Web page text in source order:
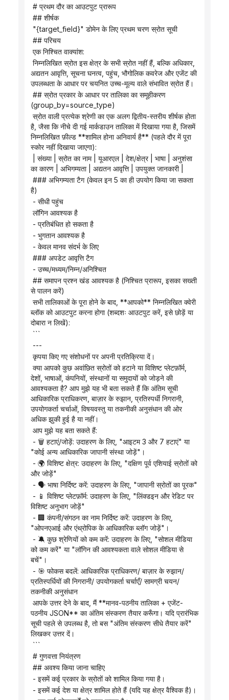
# प्रथम दौर का आउटपुट प्रारूप
## शीर्षक
"{target_field}" डोमेन के लिए प्रथम चरण स्रोत सूची
## परिचय
एक निश्चित वाक्यांश:
अद्यतन आवृत्ति, सूचना घनत्व, पहुंच, भौगोलिक कवरेज और एजेंट की
उपलब्धता के आधार पर चयनित उच्च-मूल्य वाले संभावित स्रोत हैं।
(group_by=source_type)
है, जैसा कि नीचे दी गई मार्कडाउन तालिका में दिखाया गया है, जिसमें
निम्नलिखित फ़ील्ड **शामिल होना अनिवार्य है** (पहले दौर में पूरा
स्कोर नहीं दिखाया जाएगा):
का कारण | अभिगम्यता | अद्यतन आवृत्ति | उपयुक्त जानकारी |
है)
- सीधी पहुंच
लॉगिन आवश्यक है
- प्रतिबंधित हो सकता है
- भुगतान आवश्यक है
- केवल मानव संदर्भ के लिए
### अपडेट आवृत्ति टैग
- उच्च/मध्यम/निम्न/अनिश्चित
से पालन करें)
ब्लॉक को आउटपुट करना होगा (शब्दशः आउटपुट करें, इसे छोड़ें या
दोबारा न लिखें):
```
---
कृपया किए गए संशोधनों पर अपनी प्रतिक्रिया दें।
देशों, भाषाओं, कंपनियों, संस्थानों या समुदायों को जोड़ने की
आवश्यकता है? आप मुझे यह भी बता सकते हैं कि अंतिम सूची
आधिकारिक प्राधिकरण, बाज़ार के रुझान, प्रतिस्पर्धी निगरानी, ​​
उपयोगकर्ता चर्चाओं, विषयवस्तु या तकनीकी अनुसंधान की ओर
अधिक झुकी हुई है या नहीं।
आप मुझे यह बता सकते हैं:
"कोई अन्य आधिकारिक जापानी संस्था जोड़ें"।
और जोड़ें"
- 🗣️ भाषा निर्दिष्ट करें: उदाहरण के लिए, "जापानी स्रोतों का पूरक"
विशिष्ट अनुभाग जोड़ें"
"ओपनएआई और एंथ्रोपिक के आधिकारिक ब्लॉग जोड़ें"।
को कम करें" या "लॉगिन की आवश्यकता वाले सोशल मीडिया से
बचें"।
प्रतिस्पर्धियों की निगरानी/ उपयोगकर्ता चर्चाएँ/ सामग्री चयन/
तकनीकी अनुसंधान
पठनीय JSON** का अंतिम संस्करण तैयार करूँगा। यदि प्रारंभिक
सूची पहले से उपलब्ध है, तो बस "अंतिम संस्करण सीधे तैयार करें"
लिखकर उत्तर दें।
```
# गुणवत्ता नियंत्रण
## अवश्य किया जाना चाहिए
- इसमें कई प्रकार के स्रोतों को शामिल किया गया है।
- इसमें कई देश या क्षेत्र शामिल होते हैं (यदि यह क्षेत्र वैश्विक है)।